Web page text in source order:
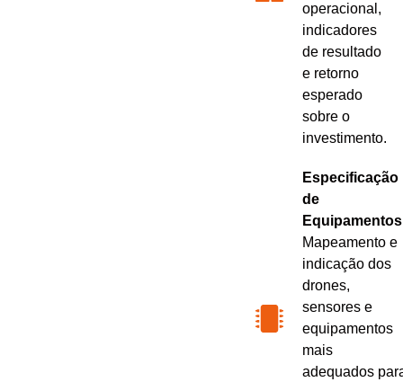
operacional,
indicadores
de resultado
e retorno
esperado
sobre o
investimento.
Especificação
de
Mapeamento e
indicação dos
drones,
sensores e
equipamentos
mais
adequados